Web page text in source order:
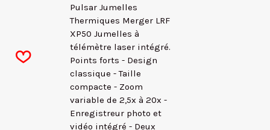
Pulsar Jumelles
Thermiques Merger LRF
XP50 Jumelles à
télémètre laser intégré.
Points forts - Design
classique - Taille
compacte - Zoom
variable de 2,5x à 20x -
Enregistreur photo et
vidéo intégré - Deux